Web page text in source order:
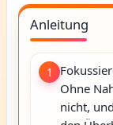
Anleitung
1
Ohne
nicht,